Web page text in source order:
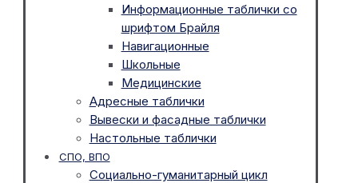
Информационные таблички со
шрифтом Брайля
Навигационные
Школьные
Медицинские
Адресные таблички
Вывески и фасадные таблички
Настольные таблички
СПО, ВПО
Социально-гуманитарный цикл